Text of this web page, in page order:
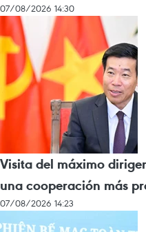
07/08/2026 14:30
Visita del máximo
una cooperación más
07/08/2026 14:23